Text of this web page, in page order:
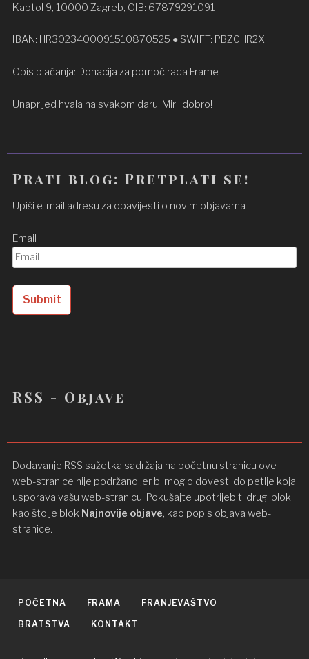
Kaptol 9, 10000 Zagreb, OIB: 67879291091
IBAN: HR3023400091510870525 ● SWIFT: PBZGHR2X
Opis plaćanja: Donacija za pomoć rada Frame
Unaprijed hvala na svakom daru! Mir i dobro!
Prati blog: Pretplati se!
Upiši e-mail adresu za obavijesti o novim objavama
Email
RSS - Objave
Dodavanje RSS sažetka sadržaja na početnu stranicu ove
web-stranice nije podržano jer bi moglo dovesti do petlje koja
usporava vašu web-stranicu. Pokušajte upotrijebiti drugi blok,
kao što je blok Najnovije objave, kao popis objava ​​web-
stranice.
POČETNA FRAMA FRANJEVAŠTVO
BRATSTVA KONTAKT